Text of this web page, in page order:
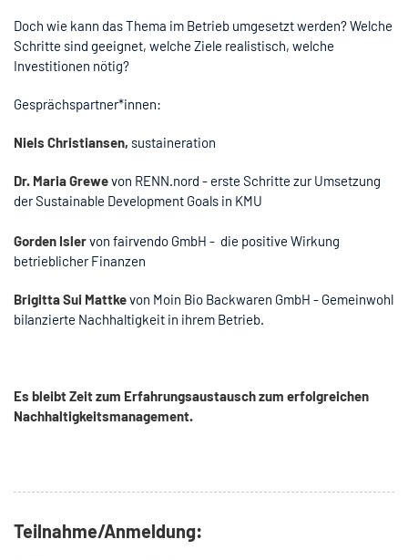
Doch wie kann das Thema im Betrieb umgesetzt werden? Welche
Schritte sind geeignet, welche Ziele realistisch, welche
Investitionen nötig?
Gesprächspartner*innen:
Niels Christiansen, sustaineration
Dr. Maria Grewevon RENN.nord - erste Schritte zur Umsetzung
der Sustainable Development Goals in KMU
Gorden Islervon fairvendo GmbH - die positive Wirkung
betrieblicher Finanzen
Brigitta Sui Mattkevon Moin Bio Backwaren GmbH - Gemeinwohl
bilanzierte Nachhaltigkeit in ihrem Betrieb.
Es bleibt Zeit zum Erfahrungsaustausch zum erfolgreichen
Nachhaltigkeitsmanagement.
Teilnahme/Anmeldung: